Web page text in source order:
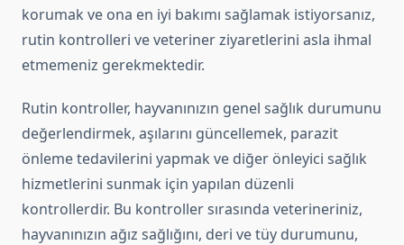
korumak ve ona en iyi bakımı sağlamak istiyorsanız,
rutin kontrolleri ve veteriner ziyaretlerini asla ihmal
etmemeniz gerekmektedir.
Rutin kontroller, hayvanınızın genel sağlık durumunu
değerlendirmek, aşılarını güncellemek, parazit
önleme tedavilerini yapmak ve diğer önleyici sağlık
hizmetlerini sunmak için yapılan düzenli
kontrollerdir. Bu kontroller sırasında veterineriniz,
hayvanınızın ağız sağlığını, deri ve tüy durumunu,